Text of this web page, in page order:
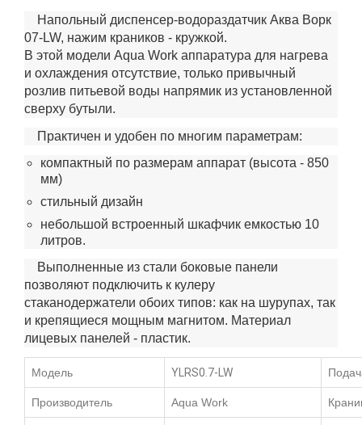
Напольный диспенсер-водораздатчик Аква Ворк
07-LW, нажим краников - кружкой.
В этой модели Aqua Work аппаратура для нагрева
и охлаждения отсутствие, только привычный
розлив питьевой воды напрямик из установленной
сверху бутыли.
Практичен и удобен по многим параметрам:
компактный по размерам аппарат (высота - 850
мм)
стильный дизайн
небольшой встроенный шкафчик емкостью 10
литров.
Выполненные из стали боковые панели
позволяют подключить к кулеру
стаканодержатели обоих типов: как на шурупах, так
и крепящиеся мощным магнитом. Материал
лицевых панелей - пластик.
Модель YLRS0.7-LW
Производитель Aqua Work